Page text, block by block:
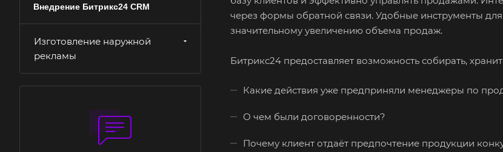
через формы обратной связи. Удобные инструменты
значительному увеличению объема продаж.
Битрикс24 предоставляет возможность собирать,
Какие действия уже предприняли менеджеры по
О чем были договоренности?
Почему клиент отдаёт предпочтение продукции
Внедрение Битрикс24 CRM
Изготовление наружной
рекламы